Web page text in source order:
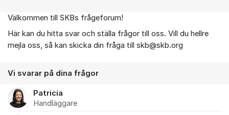
Om forumet
Välkommen till SKBs frågeforum!
Här kan du hitta svar och ställa frågor till oss. Vill du hellre
mejla oss, så kan skicka din fråga till skb@skb.org
Vi svarar på dina frågor
Patricia
Handläggare